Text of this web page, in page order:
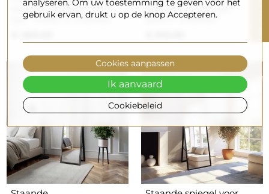
staande spiegel in MDF
lijst - AURO 2 STAAND
spiegel in MDF lijst -
BARYT STAAND
gebruik ervan, drukt u op de knop Accepteren.
Cookiebeleid
Cookies aanpassen
Ik aanvaard